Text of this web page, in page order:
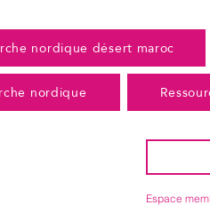
nordique désert maroc
nordique
Espace